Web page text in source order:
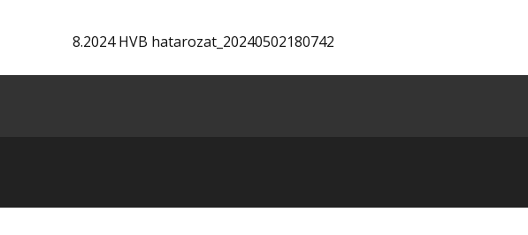
8.2024 HVB hatarozat_20240502180742